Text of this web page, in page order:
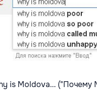
is Moldova... ("Почему